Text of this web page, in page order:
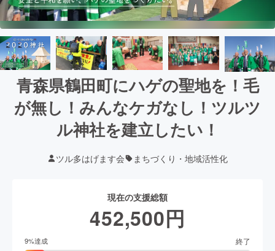
青森県鶴田町にハゲの聖地を！毛
が無し！みんなケガなし！ツルツ
ル神社を建立したい！
ツル多はげます会 まちづくり・地域活性化
現在の支援総額
452,500円
9%達成 終了